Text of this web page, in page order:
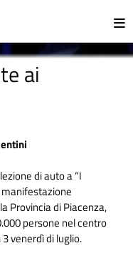
ai
di auto a “I
Provincia di Piacenza,
persone nel centro
venerdì di luglio.